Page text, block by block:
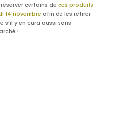
certains de ces produits
14 novembre afin de les retirer
s’il y en aura aussi sans
!